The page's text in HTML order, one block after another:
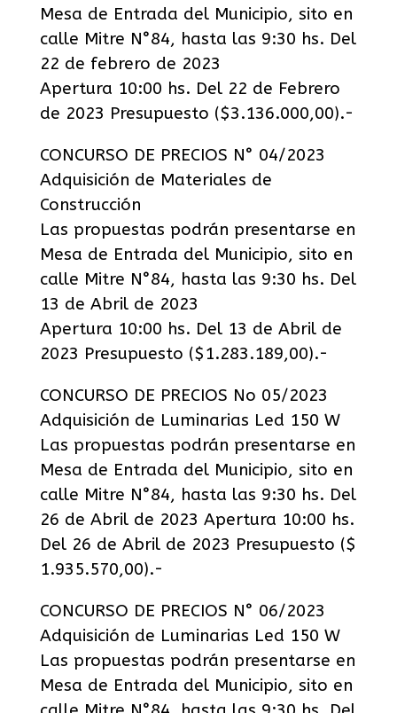
Mesa de Entrada del Municipio, sito en
calle Mitre N°84, hasta las 9:30 hs. Del
22 de febrero de 2023
Apertura 10:00 hs. Del 22 de Febrero
de 2023 Presupuesto ($3.136.000,00).-
CONCURSO DE PRECIOS N° 04/2023
Adquisición de Materiales de
Construcción
Las propuestas podrán presentarse en
Mesa de Entrada del Municipio, sito en
calle Mitre N°84, hasta las 9:30 hs. Del
13 de Abril de 2023
Apertura 10:00 hs. Del 13 de Abril de
2023 Presupuesto ($1.283.189,00).-
CONCURSO DE PRECIOS No 05/2023
Adquisición de Luminarias Led 150 W
Las propuestas podrán presentarse en
Mesa de Entrada del Municipio, sito en
calle Mitre N°84, hasta las 9:30 hs. Del
26 de Abril de 2023 Apertura 10:00 hs.
Del 26 de Abril de 2023 Presupuesto ($
1.935.570,00).-
CONCURSO DE PRECIOS N° 06/2023
Adquisición de Luminarias Led 150 W
Las propuestas podrán presentarse en
Mesa de Entrada del Municipio, sito en